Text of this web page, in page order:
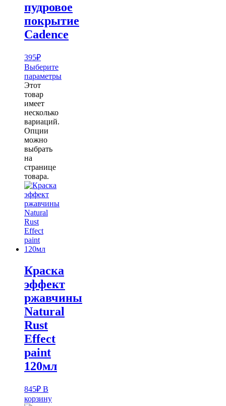
пудровое
покрытие
Cadence
395₽
Выберите
параметры
Этот
товар
имеет
несколько
вариаций.
Опции
можно
выбрать
на
странице
товара.
Краска
эффект
ржавчины
Natural
Rust
Effect
paint
120мл
845₽ В
корзину